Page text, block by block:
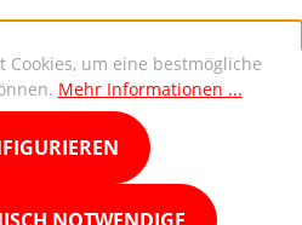
Cookies, um eine bestmögliche
Mehr Informationen ...